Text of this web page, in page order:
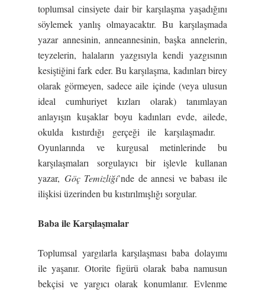
toplumsal cinsiyete dair bir karşılaşma yaşadığını
söylemek yanlış olmayacaktır. Bu karşılaşmada
yazar annesinin, anneannesinin, başka annelerin,
teyzelerin, halaların yazgısıyla kendi yazgısının
kesiştiğini fark eder. Bu karşılaşma, kadınları birey
olarak görmeyen, sadece aile içinde (veya ulusun
ideal cumhuriyet kızları olarak) tanımlayan
anlayışın kuşaklar boyu kadınları evde, ailede,
okulda kıstırdığı gerçeği ile karşılaşmadır.
Oyunlarında ve kurgusal metinlerinde bu
karşılaşmaları sorgulayıcı bir işlevle kullanan
yazar, Göç Temizliği’nde de annesi ve babası ile
ilişkisi üzerinden bu kıstırılmışlığı sorgular.
Baba ile Karşılaşmalar
Toplumsal yargılarla karşılaşması baba dolayımı
ile yaşanır. Otorite figürü olarak baba namusun
bekçisi ve yargıcı olarak konumlanır. Evlenme